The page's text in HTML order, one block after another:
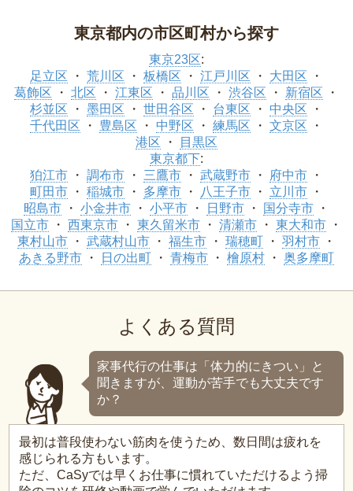
東京都内の市区町村から探す
東京23区:
足立区
荒川区 板橋区 江戸川区
大田区
葛飾区
北区 江東区 品川区 渋谷区
新宿区
杉並区
墨田区 世田谷区 台東区
中央区
千代田区
豊島区 中野区 練馬区
文京区
港区
目黒区
東京都下:
狛江市
調布市 三鷹市 武蔵野市
府中市
町田市
稲城市 多摩市 八王子市
立川市
昭島市
小金井市 小平市 日野市
国分寺市
国立市
西東京市 東久留米市 清瀬市
東大和市
東村山市
武蔵村山市 福生市 瑞穂町
羽村市
あきる野市
日の出町 青梅市 檜原村 奥多摩町
よくある質問
家事代行の仕事は「体力的にきつい」と
聞きますが、運動が苦手でも大丈夫です
か？
最初は普段使わない筋肉を使うため、数日間は疲れを
感じられる方もいます。
ただ、CaSyでは早くお仕事に慣れていただけるよう掃